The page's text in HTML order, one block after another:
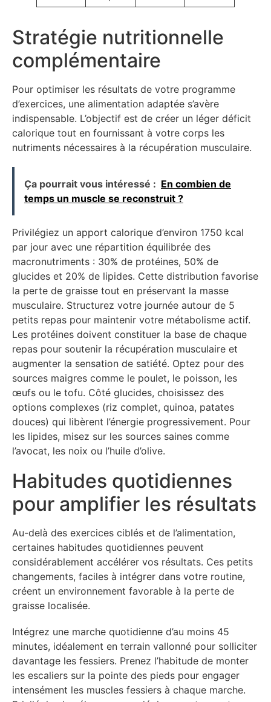
Stratégie nutritionnelle
complémentaire
Pour optimiser les résultats de votre programme
d’exercices, une alimentation adaptée s’avère
indispensable. L’objectif est de créer un léger déficit
calorique tout en fournissant à votre corps les
nutriments nécessaires à la récupération musculaire.
Ça pourrait vous intéressé : En combien de
temps un muscle se reconstruit ?
Privilégiez un apport calorique d’environ 1750 kcal
par jour avec une répartition équilibrée des
macronutriments : 30% de protéines, 50% de
glucides et 20% de lipides. Cette distribution favorise
la perte de graisse tout en préservant la masse
musculaire. Structurez votre journée autour de 5
petits repas pour maintenir votre métabolisme actif.
Les protéines doivent constituer la base de chaque
repas pour soutenir la récupération musculaire et
augmenter la sensation de satiété. Optez pour des
sources maigres comme le poulet, le poisson, les
œufs ou le tofu. Côté glucides, choisissez des
options complexes (riz complet, quinoa, patates
douces) qui libèrent l’énergie progressivement. Pour
les lipides, misez sur les sources saines comme
l’avocat, les noix ou l’huile d’olive.
Habitudes quotidiennes
pour amplifier les résultats
Au-delà des exercices ciblés et de l’alimentation,
certaines habitudes quotidiennes peuvent
considérablement accélérer vos résultats. Ces petits
changements, faciles à intégrer dans votre routine,
créent un environnement favorable à la perte de
graisse localisée.
Intégrez une marche quotidienne d’au moins 45
minutes, idéalement en terrain vallonné pour solliciter
davantage les fessiers. Prenez l’habitude de monter
les escaliers sur la pointe des pieds pour engager
intensément les muscles fessiers à chaque marche.